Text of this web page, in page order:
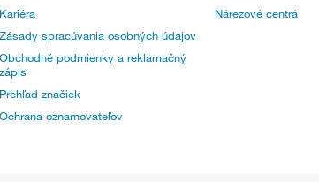
Kariéra
Zásady spracúvania osobných údajov
Obchodné podmienky a reklamačný
zápis
Prehľad značiek
Ochrana oznamovateľov
Nárezové centrá